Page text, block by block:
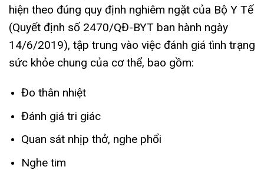
hiện theo đúng quy định nghiêm ngặt của Bộ Y Tế
(Quyết định số 2470/QĐ-BYT ban hành ngày
14/6/2019), tập trung vào việc đánh giá tình trạng
sức khỏe chung của cơ thể, bao gồm:
Đo thân nhiệt
Đánh giá tri giác
Quan sát nhịp thở, nghe phổi
Nghe tim